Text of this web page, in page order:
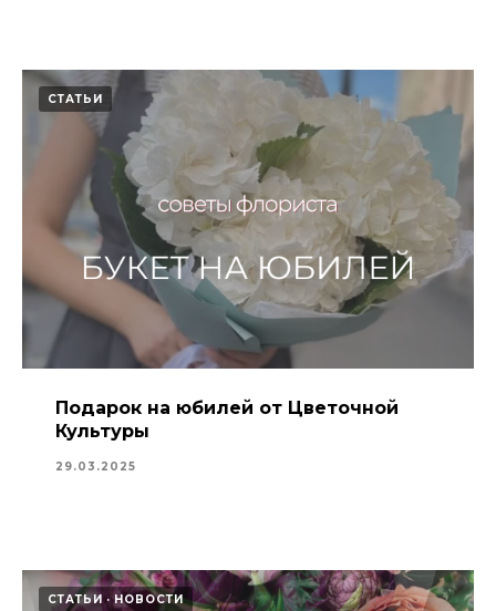
СТАТЬИ
Подарок на юбилей от Цветочной
Культуры
29.03.2025
СТАТЬИ НОВОСТИ